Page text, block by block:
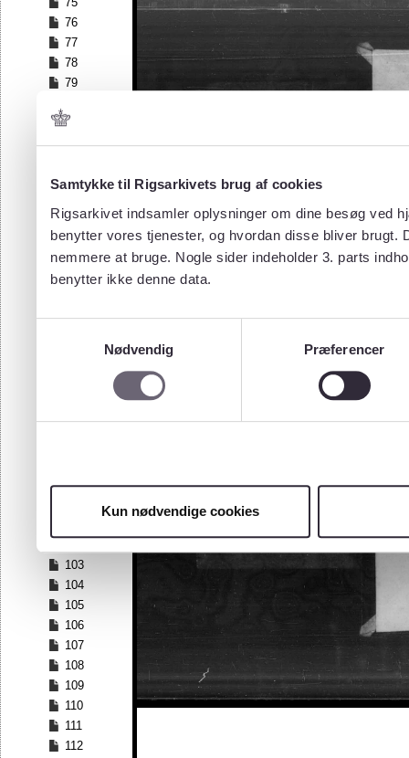
Samtykke til Rigsarkivets brug af cookies
Rigsarkivet indsamler oplysninger om dine besøg ved
benytter vores tjenester, og hvordan disse bliver
nemmere at bruge. Nogle sider indeholder 3. parts
benytter ikke denne data.
Nødvendig
Præferencer
Kun nødvendige cookies
76
77
78
79
81
82
84
86
87
88
89
96
99
103
104
105
106
107
108
109
110
111
112